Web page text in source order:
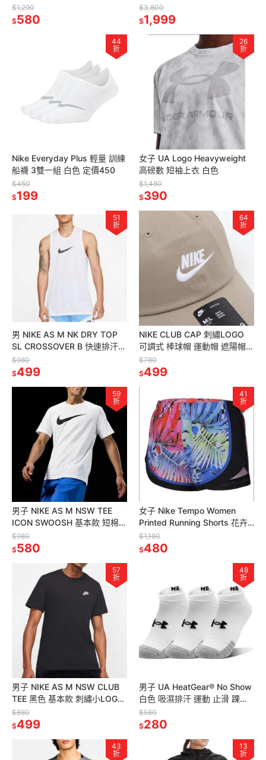
版型偏超大 黑色
$1,290
$580
鞋
$3,800
$1,999
44
折
Nike Everyday Plus 輕量 訓練
船襪 3雙一組 白色 定價450
$450
$199
26
折
女子 UA Logo Heavyweight
高磅數 短袖上衣 白色
$1,480
$390
51
折
男 NIKE AS M NK DRY TOP
SL CROSSOVER B 快速排汗
透氣 籃球背心
$980
$499
64
折
NIKE CLUB CAP 刺繡LOGO
可調式 棒球帽 運動帽 遮陽帽
老帽 卡其
$780
$499
59
折
男子 NIKE AS M NSW TEE
ICON SWOOSH 基本款 短棉T
定價980
$980
$580
41
折
女子 Nike Tempo Women
Printed Running Shorts 花卉
有內裡 無口袋 跑褲
$1,180
$480
57
折
男子 NIKE AS M NSW CLUB
TEE 黑色 基本款 刺繡小LOGO
短棉T
$880
$499
48
折
男子 UA HeatGear® No Show
白色 吸濕排汗 運動 止滑 踝襪
三雙一組
$580
$280
43
折
13
折